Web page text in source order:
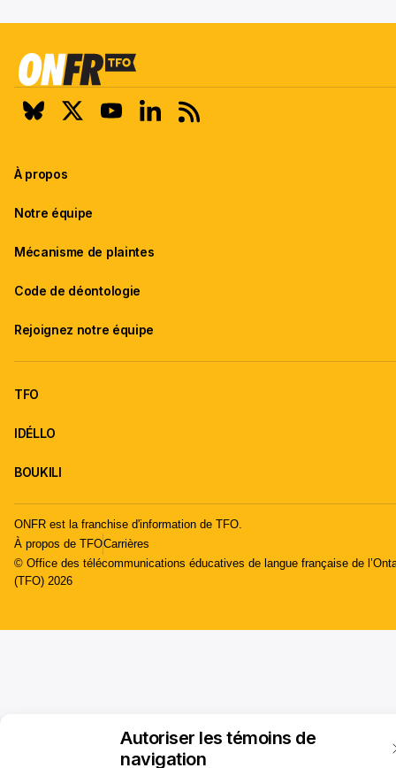
Autoriser les témoins de
navigation
À propos
Notre équipe
Mécanisme de plaintes
Code de déontologie
Rejoignez notre équipe
TFO
IDÉLLO
BOUKILI
ONFR est la franchise d'information de TFO.
À propos de TFOCarrières
© Office des télécommunications éducatives de langue française de
(TFO) 2026